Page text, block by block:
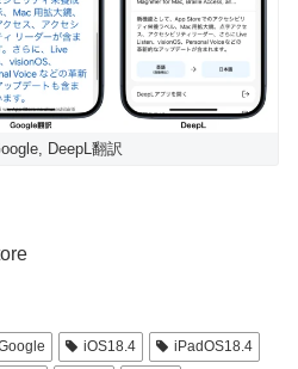
DeepL翻訳
iOS18.4 iPadOS18.4